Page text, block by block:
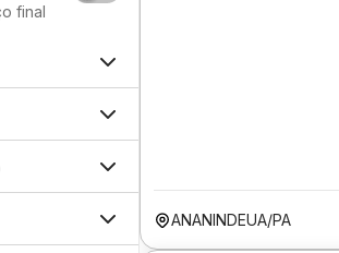
final
ANANINDEUA/PA